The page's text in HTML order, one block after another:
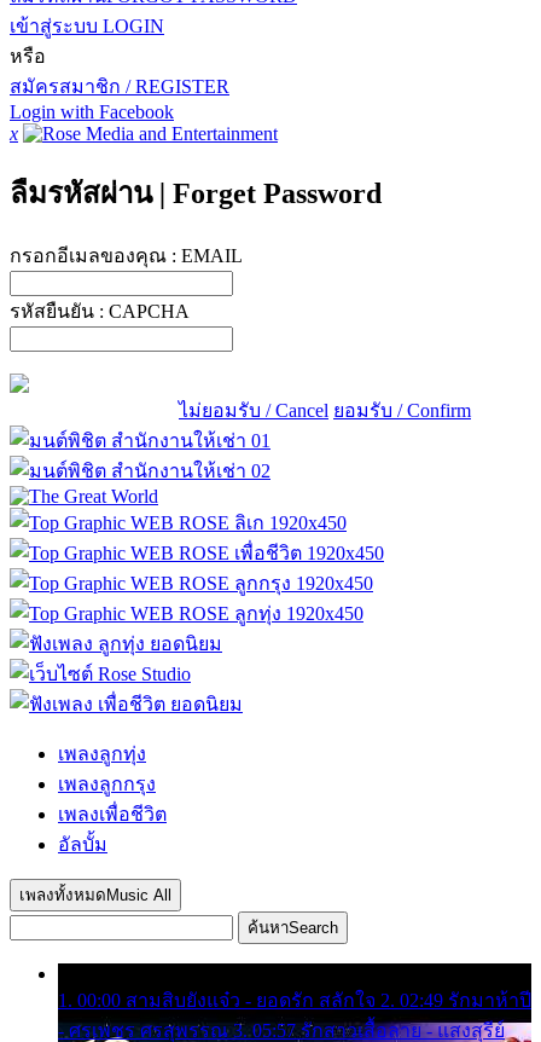
เข้าสู่ระบบ LOGIN
หรือ
สมัครสมาชิก / REGISTER
Login with Facebook
x
ลืมรหัสผ่าน | Forget Password
กรอกอีเมลของคุณ : EMAIL
รหัสยืนยัน : CAPCHA
ไม่ยอมรับ / Cancel ยอมรับ / Confirm
เพลงลูกทุ่ง
เพลงลูกกรุง
เพลงเพื่อชีวิต
อัลบั้ม
เพลงทั้งหมด Music All
ค้นหาSearch
1. 00:00 สามสิบยังแจ๋ว - ยอดรัก สลักใจ 2. 02:49 รักมาห้าปี
- ศรเพชร ศรสุพรรณ 3. 05:57 รักสาวเสื้อลาย - แสงสุรีย์